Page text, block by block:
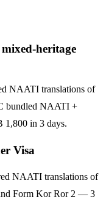
heritage
NAATI translations of
bundled NAATI +
1,800 in 3 days.
Visa
NAATI translations of
Form Kor Ror 2 — 3